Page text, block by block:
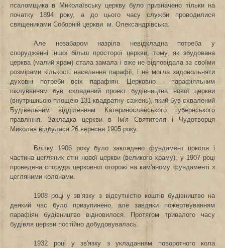
псаломщика в Миколаївську церкву було призначено тільки на
початку 1894 року, а до цього часу служби проводилися
священиками Соборній церкви м. Олександрівська.
Але незабаром назріла невідкладна потреба у
спорудженні іншої більш просторої церкви, тому,якзбудована
церква (малий храм) стала замала і вже не відповідала за своїми
розмірами кількості населення парафії, і не могла задовольняти
духовні потреби всіх парафіян. Церковно - парафіяльним
піклуванням був складений проект будівництва нової церкви
(внутрішньою площею 131 квадратну сажень), який був схвалений
Будівельним відділенням Катеринославського губернського
правління. Закладка церкви в Ім'я Святителя і Чудотворця
Миколая відбулася 26 вересня 1905 року.
Влітку 1906 року було закладено фундамент цоколя і
частина цегляних стін нової церкви (великого храму), у 1907 році
проведена споруда церковної огорожі на кам'яному фундаменті з
цегляними колонами.
1908 році у зв’язку з відсутністю коштів будівництво на
деякий час було призупинено, але завдяки пожертвуванням
парафіян будівництво відновилося. Протягом тривалого часу
будівля церкви постійно добудовувалась.
1932 році у зв'язку з
укладанням поворотного кола